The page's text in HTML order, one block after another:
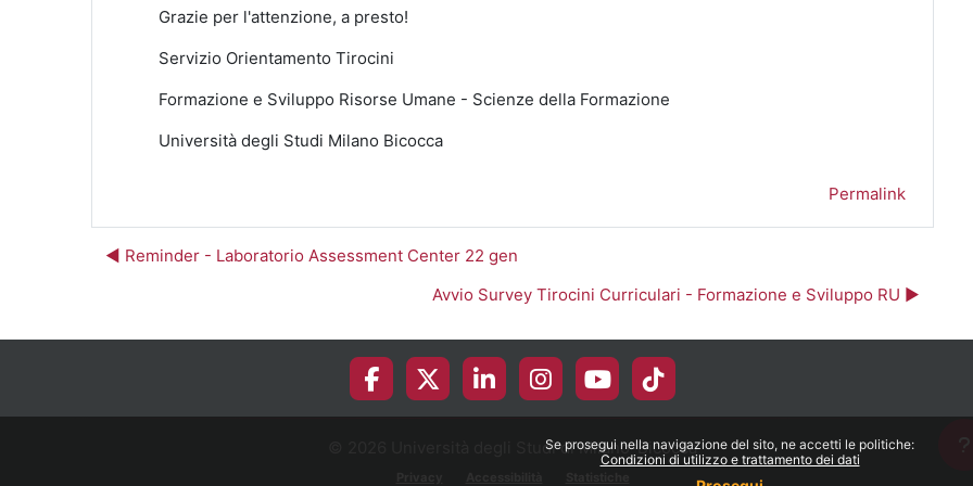
Se prosegui nella navigazione del sito, ne accetti le politiche:
Condizioni di utilizzo e trattamento dei dati
Grazie per l'attenzione, a presto!
Servizio Orientamento Tirocini
Formazione e Sviluppo Risorse Umane - Scienze della Formazione
Università degli Studi Milano Bicocca
Permalink
◀︎ Reminder - Laboratorio Assessment Center 22 gen
Avvio Survey Tirocini Curriculari - Formazione e Sviluppo RU ▶︎
© 2026 Università degli Studi di Milano-Bicocca